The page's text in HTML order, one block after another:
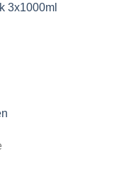
3x1000ml